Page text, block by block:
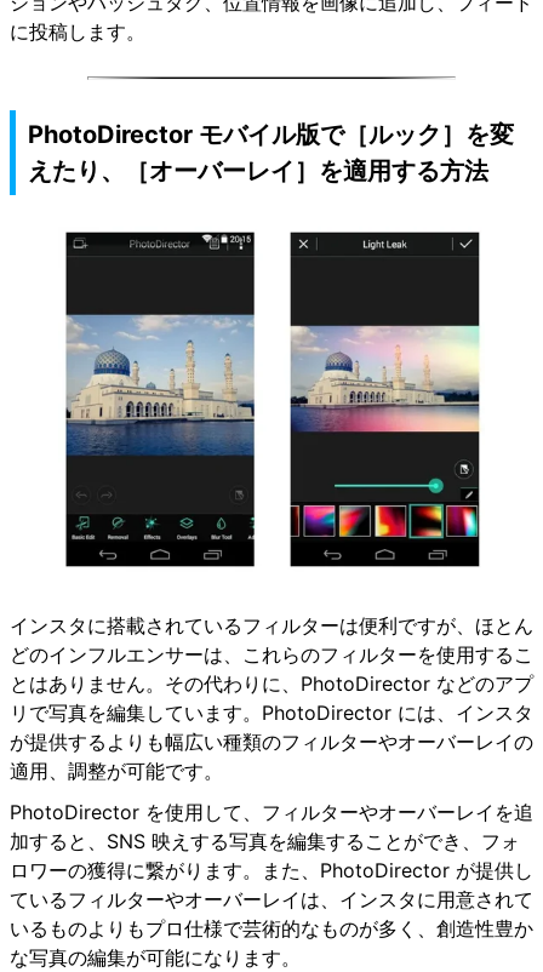
に投稿します。
PhotoDirector モバイル版で［ルック］を変
えたり、［オーバーレイ］を適用する方法
インスタに搭載されているフィルターは便利ですが、ほとん
どのインフルエンサーは、これらのフィルターを使用するこ
とはありません。その代わりに、PhotoDirector などのアプ
リで写真を編集しています。PhotoDirector には、インスタ
が提供するよりも幅広い種類のフィルターやオーバーレイの
適用、調整が可能です。
PhotoDirector を使用して、フィルターやオーバーレイを追
加すると、SNS 映えする写真を編集することができ、フォ
ロワーの獲得に繋がります。また、PhotoDirector が提供し
ているフィルターやオーバーレイは、インスタに用意されて
いるものよりもプロ仕様で芸術的なものが多く、創造性豊か
な写真の編集が可能になります。